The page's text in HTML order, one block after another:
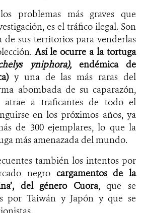
problemas más graves que
es el tráfico ilegal. Son
de sus territorios para venderlas
Así le ocurre a la tortuga
yniphora), endémica de
y una de las más raras del
abombada de su caparazón,
atrae a traficantes de todo el
en los próximos años, ya
de 300 ejemplares, lo que la
más amenazada del mundo.
también los intentos por
negro cargamentos de la
del género Cuora,que se
por Taiwán y Japón yque se